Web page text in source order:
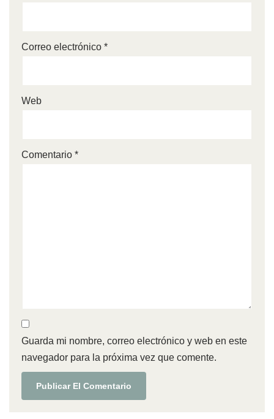
Correo electrónico *
Web
Comentario *
Guarda mi nombre, correo electrónico y web en este
navegador para la próxima vez que comente.